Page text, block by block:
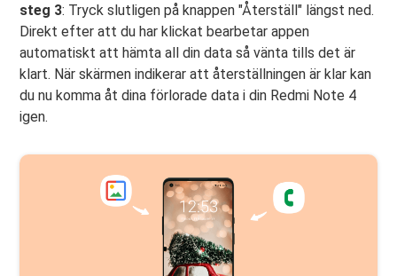
steg 3: Tryck slutligen på knappen "Återställ" längst ned.
Direkt efter att du har klickat bearbetar appen
automatiskt att hämta all din data så vänta tills det är
klart. När skärmen indikerar att återställningen är klar kan
du nu komma åt dina förlorade data i din Redmi Note 4
igen.